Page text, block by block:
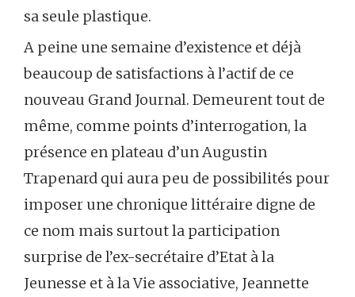
sa seule plastique.
A peine une semaine d’existence et déjà
beaucoup de satisfactions à l’actif de ce
nouveau Grand Journal. Demeurent tout de
même, comme points d’interrogation, la
présence en plateau d’un Augustin
Trapenard qui aura peu de possibilités pour
imposer une chronique littéraire digne de
ce nom mais surtout la participation
surprise de l’ex-secrétaire d’Etat à la
Jeunesse et à la Vie associative, Jeannette